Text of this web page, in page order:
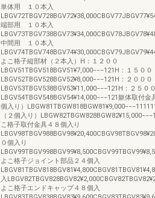
単体用 １０本入
端部用 １０本入
中間用 １０本入
よこ格子縦部材（２本入）H：１２００
LBGV51TBGV518BGV51¥7,000−−−121H：１５００
LBGV52TBGV528BGV52¥8,000−−−121H：２０００
LBGV53TBGV538BGV53¥11,000−−−121H：２５００
LBGV54TBGV548BGV54¥14,000−−−121躯体取付金
個入り）
（２個入り）
こ格子取付金具４８個入り
０個入り
よこ格子ジョイント部品２４個入
入
よこ格子エンドキャップ４８個入